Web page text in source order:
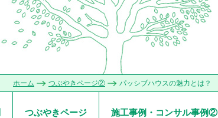
ホーム つぶやきページ② パッシブハウスの魅力とは？
つぶやきページ 施工事例・コンサル事例②